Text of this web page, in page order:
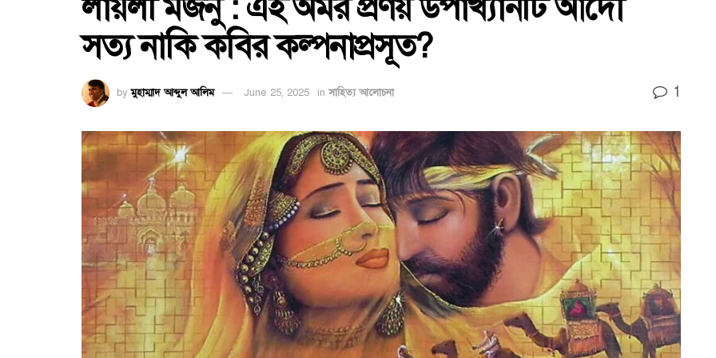
সত্য নাকি কবির কল্পনাপ্রসূত?
by মুহাম্মাদ আব্দুল আলিম June 25, 2025 in সাহিত্য আলোচনা 1